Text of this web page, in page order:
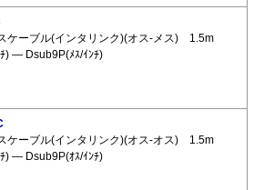
ケーブル(インタリンク)(オス-メス) 1.5m
) ― Dsub9P(ﾒｽ/ｲﾝﾁ)
ケーブル(インタリンク)(オス-オス) 1.5m
) ― Dsub9P(ｵｽ/ｲﾝﾁ)